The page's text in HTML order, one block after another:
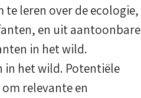
leren over de ecologie,
en uit aantoonbare
in het wild.
in het wild. Potentiële
relevante en